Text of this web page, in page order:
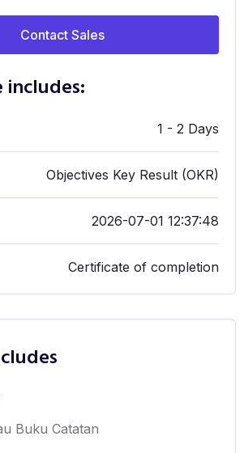
Contact Sales
includes:
1 - 2 Days
Objectives Key Result (OKR)
2026-07-01 12:37:48
Certificate of completion
Buku Catatan